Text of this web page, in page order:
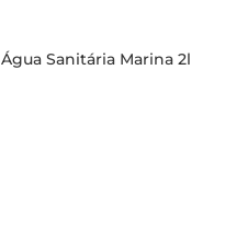
Água Sanitária Marina 2l